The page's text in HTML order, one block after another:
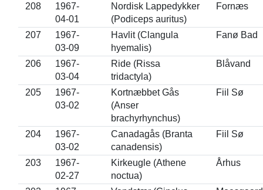
208
1967-
04-01
Nordisk Lappedykker
(Podiceps auritus)
Fornæs
207
1967-
03-09
Havlit (Clangula
hyemalis)
Fanø Bad
206
1967-
03-04
Ride (Rissa
tridactyla)
Blåvand
205
1967-
03-02
Kortnæbbet Gås
(Anser
brachyrhynchus)
Fiil Sø
204
1967-
03-02
Canadagås (Branta
canadensis)
Fiil Sø
203
1967-
02-27
Kirkeugle (Athene
noctua)
Århus